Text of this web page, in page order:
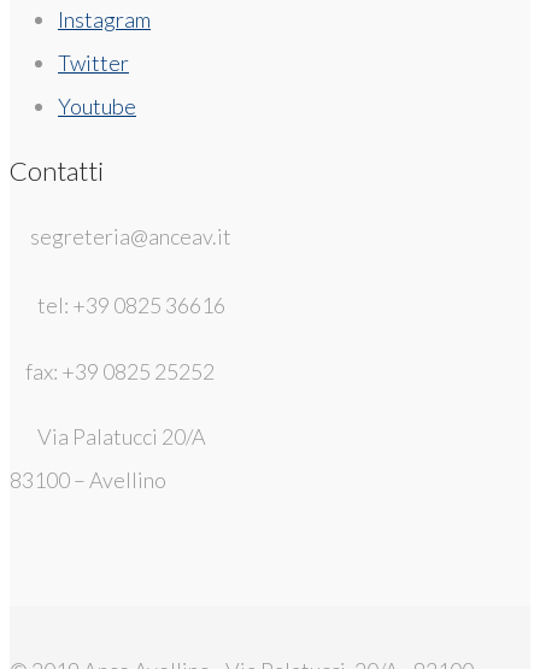
Instagram
Twitter
Youtube
Contatti
segreteria@anceav.it
tel: +39 0825 36616
fax: +39 0825 25252
Via Palatucci 20/A
83100 – Avellino